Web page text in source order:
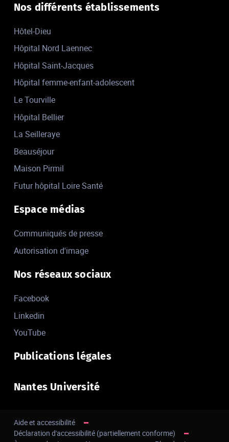
Nos différents établissements
Hôtel-Dieu
Hôpital Nord Laennec
Hôpital Saint-Jacques
Hôpital femme-enfant-adolescent
Le Tourville
Hôpital Bellier
La Seilleraye
Beauséjour
Maison Pirmil
Futur hôpital Loire Santé
Espace médias
Communiqués de presse
Autorisation d'image
Nos réseaux sociaux
Facebook
Linkedin
YouTube
Publications légales
Nantes Université
Aide et accessibilité
Déclaration d'accessibilité (partiellement conforme)